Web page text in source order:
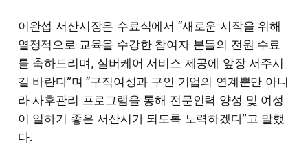
이완섭 서산시장은 수료식에서 “새로운 시작을 위해
열정적으로 교육을 수강한 참여자 분들의 전원 수료
를 축하드리며, 실버케어 서비스 제공에 앞장 서주시
길 바란다”며 “구직여성과 구인 기업의 연계뿐만 아니
라 사후관리 프로그램을 통해 전문인력 양성 및 여성
이 일하기 좋은 서산시가 되도록 노력하겠다”고 말했
다.